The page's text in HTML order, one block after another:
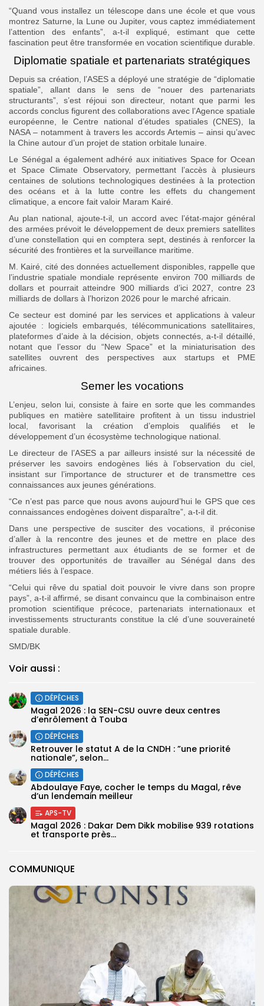
COMMUNIQUE
“Quand vous installez un télescope dans une école et que vous
montrez Saturne, la Lune ou Jupiter, vous captez immédiatement
l’attention des enfants”, a-t-il expliqué, estimant que cette
fascination peut être transformée en vocation scientifique durable.
Diplomatie spatiale et partenariats stratégiques
Depuis sa création, l’ASES a déployé une stratégie de “diplomatie
spatiale”, allant dans le sens de “nouer des partenariats
structurants”, s’est réjoui son directeur, notant que parmi les
accords conclus figurent des collaborations avec l’Agence spatiale
européenne, le Centre national d’études spatiales (CNES), la
NASA – notamment à travers les accords Artemis – ainsi qu’avec
la Chine autour d’un projet de station orbitale lunaire.
Le Sénégal a également adhéré aux initiatives Space for Ocean
et Space Climate Observatory, permettant l’accès à plusieurs
centaines de solutions technologiques destinées à la protection
des océans et à la lutte contre les effets du changement
climatique, a encore fait valoir Maram Kairé.
Au plan national, ajoute-t-il, un accord avec l’état-major général
des armées prévoit le développement de deux premiers satellites
d’une constellation qui en comptera sept, destinés à renforcer la
sécurité des frontières et la surveillance maritime.
M. Kairé, cité des données actuellement disponibles, rappelle que
l’industrie spatiale mondiale représente environ 700 milliards de
dollars et pourrait atteindre 900 milliards d’ici 2027, contre 23
milliards de dollars à l’horizon 2026 pour le marché africain.
Ce secteur est dominé par les services et applications à valeur
ajoutée : logiciels embarqués, télécommunications satellitaires,
plateformes d’aide à la décision, objets connectés, a-t-il détaillé,
notant que l’essor du “New Space” et la miniaturisation des
satellites ouvrent des perspectives aux startups et PME
africaines.
Semer les vocations
L’enjeu, selon lui, consiste à faire en sorte que les commandes
publiques en matière satellitaire profitent à un tissu industriel
local, favorisant la création d’emplois qualifiés et le
développement d’un écosystème technologique national.
Le directeur de l’ASES a par ailleurs insisté sur la nécessité de
préserver les savoirs endogènes liés à l’observation du ciel,
insistant sur l’importance de structurer et de transmettre ces
connaissances aux jeunes générations.
“Ce n’est pas parce que nous avons aujourd’hui le GPS que ces
connaissances endogènes doivent disparaître”, a-t-il dit.
Dans une perspective de susciter des vocations, il préconise
d’aller à la rencontre des jeunes et de mettre en place des
infrastructures permettant aux étudiants de se former et de
trouver des opportunités de travailler au Sénégal dans des
métiers liés à l’espace.
“Celui qui rêve du spatial doit pouvoir le vivre dans son propre
pays”, a-t-il affirmé, se disant convaincu que la combinaison entre
promotion scientifique précoce, partenariats internationaux et
investissements structurants constitue la clé d’une souveraineté
spatiale durable.
SMD/BK
Voir aussi :
DÉPÊCHES
Magal 2026 : la SEN-CSU ouvre deux centres
d’enrôlement à Touba
DÉPÊCHES
Retrouver le statut A de la CNDH : ”une priorité
nationale”, selon...
DÉPÊCHES
Abdoulaye Faye, cocher le temps du Magal, rêve
d’un lendemain meilleur
APS-TV
Magal 2026 : Dakar Dem Dikk mobilise 939 rotations
et transporte près...